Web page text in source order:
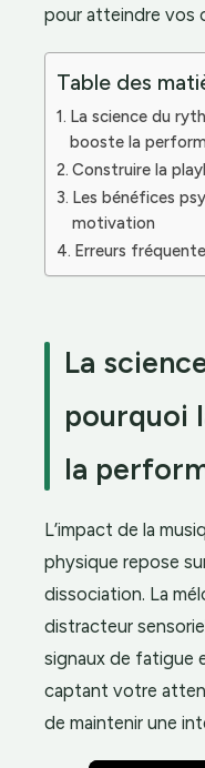
pour atteindre vos
Table des
La science du
booste la
Construire la
Les bénéfices
motivation
Erreurs
La
pourquoi
la
L’impact de la
physique repose
dissociation. La
distracteur
signaux de fatigue
captant votre
de maintenir une